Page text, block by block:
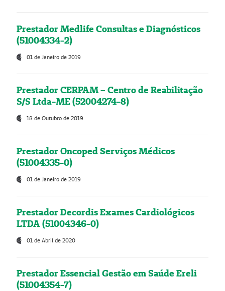
Prestador Medlife Consultas e Diagnósticos
(51004334-2)
01 de Janeiro de 2019
Prestador CERPAM – Centro de Reabilitação
S/S Ltda-ME (52004274-8)
18 de Outubro de 2019
Prestador Oncoped Serviços Médicos
(51004335-0)
01 de Janeiro de 2019
Prestador Decordis Exames Cardiológicos
LTDA (51004346-0)
01 de Abril de 2020
Prestador Essencial Gestão em Saúde Ereli
(51004354-7)